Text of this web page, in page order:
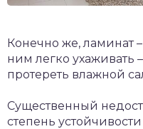
Конечно же, ламинат
ним легко ухаживать
протереть влажной
Существенный
степень